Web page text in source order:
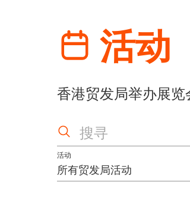
活动
香港贸发局举办展览
活动
所有贸发局活动